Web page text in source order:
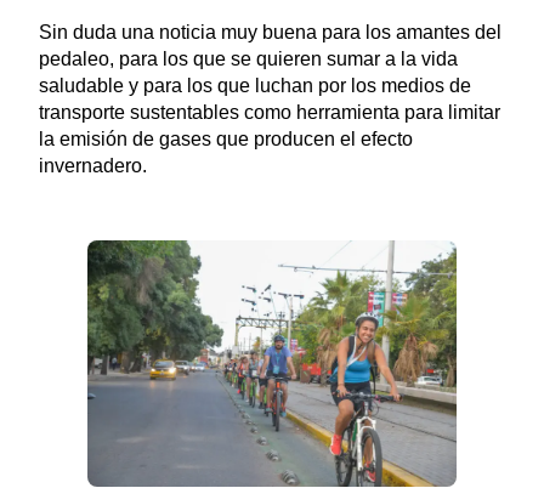
Sin duda una noticia muy buena para los amantes del
pedaleo, para los que se quieren sumar a la vida
saludable y para los que luchan por los medios de
transporte sustentables como herramienta para limitar
la emisión de gases que producen el efecto
invernadero.